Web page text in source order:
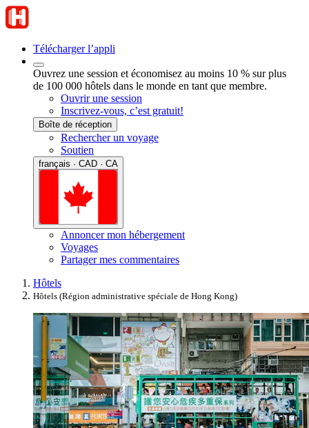
Télécharger l’appli
Ouvrez une session et économisez au moins 10 % sur plus
de 100 000 hôtels dans le monde en tant que membre.
Ouvrir une session
Inscrivez-vous, c’est gratuit!
Boîte de réception
Rechercher un voyage
Soutien
français · CAD · CA
Annoncer mon hébergement
Voyages
Partager mes commentaires
Hôtels
Hôtels (Région administrative spéciale de Hong Kong)